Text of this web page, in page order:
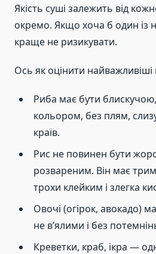
Якість суші залежить від
окремо. Якщо хоча б один із
краще не ризикувати.
Ось як оцінити
Риба має бути
кольором, без плям,
країв.
Рис не повинен бути
розвареним. Він має
трохи клейким і злегка
Овочі (огірок, авокадо)
не в’ялими і без
Креветки, краб, ікра —